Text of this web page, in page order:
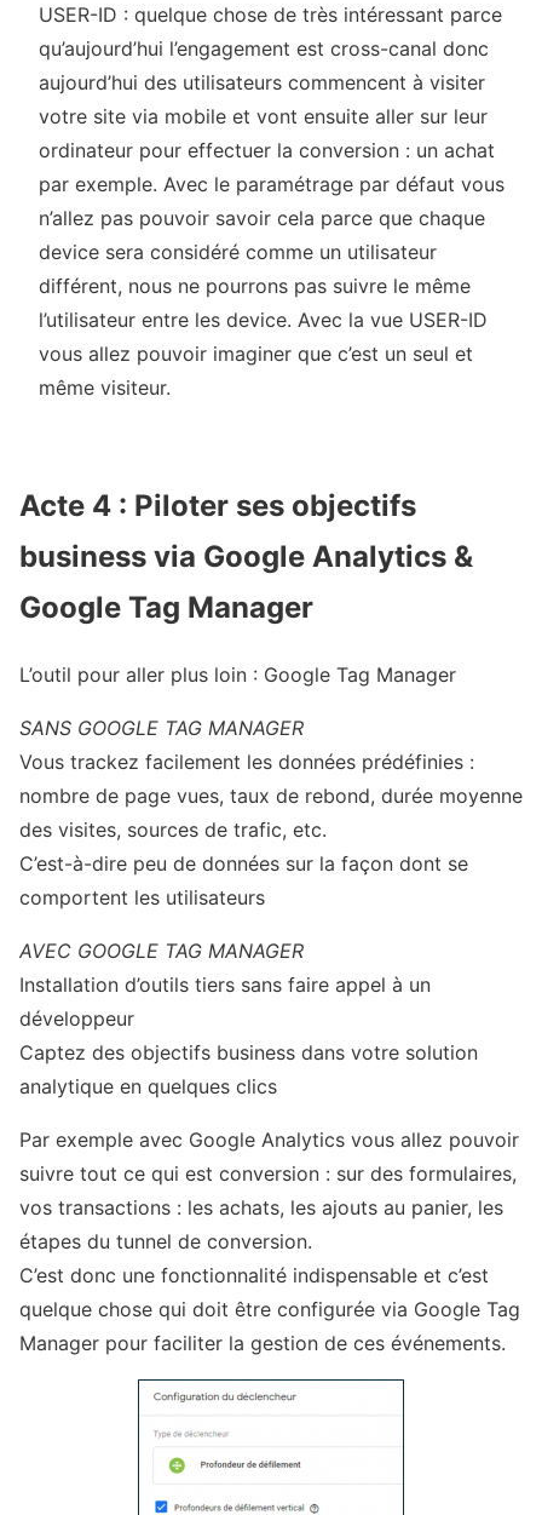
USER-ID : quelque chose de très intéressant parce
qu’aujourd’hui l’engagement est cross-canal donc
aujourd’hui des utilisateurs commencent à visiter
votre site via mobile et vont ensuite aller sur leur
ordinateur pour effectuer la conversion : un achat
par exemple. Avec le paramétrage par défaut vous
n’allez pas pouvoir savoir cela parce que chaque
device sera considéré comme un utilisateur
différent, nous ne pourrons pas suivre le même
l’utilisateur entre les device. Avec la vue USER-ID
vous allez pouvoir imaginer que c’est un seul et
même visiteur.
Acte 4 : Piloter ses objectifs
business via Google Analytics &
Google Tag Manager
L’outil pour aller plus loin : Google Tag Manager
SANS GOOGLE TAG MANAGER
Vous trackez facilement les données prédéfinies :
nombre de page vues, taux de rebond, durée moyenne
des visites, sources de trafic, etc.
C’est-à-dire peu de données sur la façon dont se
comportent les utilisateurs
AVEC GOOGLE TAG MANAGER
Installation d’outils tiers sans faire appel à un
développeur
Captez des objectifs business dans votre solution
analytique en quelques clics
Par exemple avec Google Analytics vous allez pouvoir
suivre tout ce qui est conversion : sur des formulaires,
vos transactions : les achats, les ajouts au panier, les
étapes du tunnel de conversion.
C’est donc une fonctionnalité indispensable et c’est
quelque chose qui doit être configurée via Google Tag
Manager pour faciliter la gestion de ces événements.